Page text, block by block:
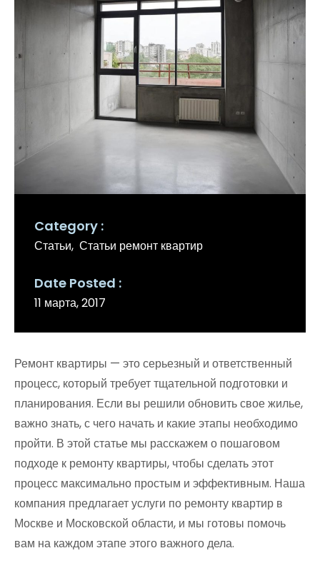
Category
Статьи Статьи ремонт квартир
Date Posted
11 марта, 2017
Ремонт квартиры — это серьезный и ответственный
процесс, который требует тщательной подготовки и
планирования. Если вы решили обновить свое жилье,
важно знать, с чего начать и какие этапы необходимо
пройти. В этой статье мы расскажем о пошаговом
подходе к ремонту квартиры, чтобы сделать этот
процесс максимально простым и эффективным. Наша
компания предлагает услуги по ремонту квартир в
Москве и Московской области, и мы готовы помочь
вам на каждом этапе этого важного дела.